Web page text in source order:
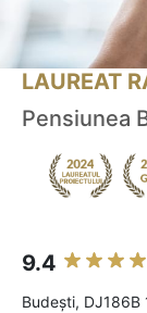
LAUREAT
Pensiunea
9.4
Budeşti, DJ186B